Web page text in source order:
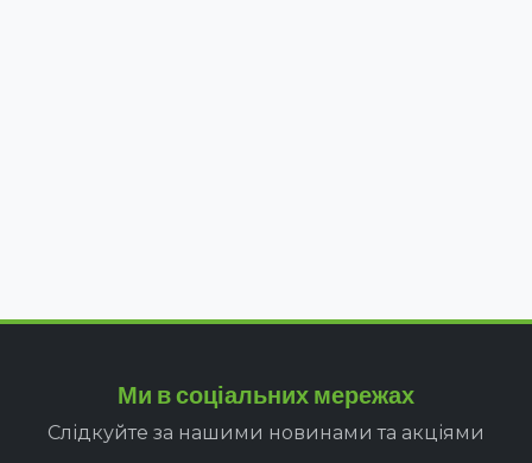
Ми в соціальних мережах
Слідкуйте за нашими новинами та акціями